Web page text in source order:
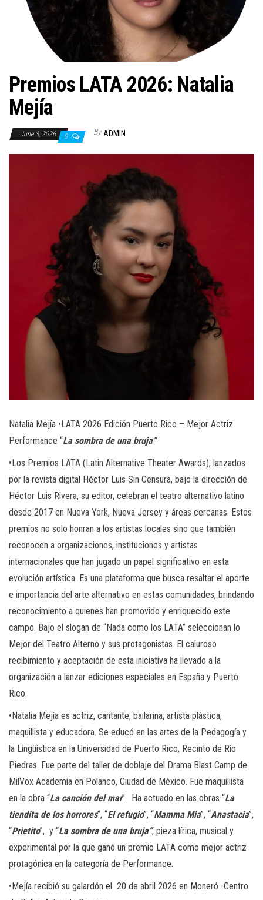
Premios LATA 2026: Natalia
Mejía
June 3, 2026 0 By ADMIN
Natalia Mejía •LATA 2026 Edición Puerto Rico – Mejor Actriz
Performance “La sombra de una bruja”
•Los Premios LATA (Latin Alternative Theater Awards), lanzados
por la revista digital Héctor Luis Sin Censura, bajo la dirección de
Héctor Luis Rivera, su editor, celebran el teatro alternativo latino
desde 2017 en Nueva York, Nueva Jersey y áreas cercanas. Estos
premios no solo honran a los artistas locales sino que también
reconocen a organizaciones, instituciones y artistas
internacionales que han jugado un papel significativo en esta
evolución artística. Es una plataforma que busca resaltar el aporte
e importancia del arte alternativo en estas comunidades, brindando
reconocimiento a quienes han promovido y enriquecido este
campo. Bajo el slogan de “Nada como los LATA” seleccionan lo
Mejor del Teatro Alterno y sus protagonistas. El caluroso
recibimiento y aceptación de esta iniciativa ha llevado a la
organización a lanzar ediciones especiales en España y Puerto
Rico.
•Natalia Mejía es actriz, cantante, bailarina, artista plástica,
maquillista y educadora. Se educó en las artes de la Pedagogía y
la Lingüística en la Universidad de Puerto Rico, Recinto de Río
Piedras. Fue parte del taller de doblaje del Drama Blast Camp de
MilVox Academia en Polanco, Ciudad de México. Fue maquillista
en la obra “La canción del mar”. Ha actuado en las obras “La
tiendita de los horrores”, “El refugio”, “Mamma Mia”, “Anastacia”,
“Prietito”, y “La sombra de una bruja”, pieza lírica, musical y
experimental por la que ganó un premio LATA como mejor actriz
protagónica en la categoría de Performance.
•Mejía recibió su galardón el 20 de abril 2026 en Moneró -Centro